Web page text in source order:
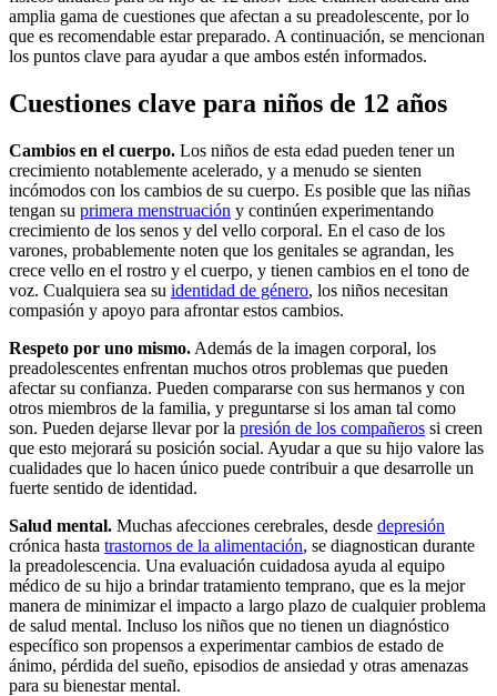
amplia gama de cuestiones que afectan a su preadolescente, por lo
que es recomendable estar preparado. A continuación, se mencionan
los puntos clave para ayudar a que ambos estén informados.
Cuestiones clave para niños de 12 años
Cambios en el cuerpo. Los niños de esta edad pueden tener un
crecimiento notablemente acelerado, y a menudo se sienten
incómodos con los cambios de su cuerpo. Es posible que las niñas
tengan su primera menstruación y continúen experimentando
crecimiento de los senos y del vello corporal. En el caso de los
varones, probablemente noten que los genitales se agrandan, les
crece vello en el rostro y el cuerpo, y tienen cambios en el tono de
voz. Cualquiera sea su identidad de género, los niños necesitan
compasión y apoyo para afrontar estos cambios.
Respeto por uno mismo. Además de la imagen corporal, los
preadolescentes enfrentan muchos otros problemas que pueden
afectar su confianza. Pueden compararse con sus hermanos y con
otros miembros de la familia, y preguntarse si los aman tal como
son. Pueden dejarse llevar por la presión de los compañeros si creen
que esto mejorará su posición social. Ayudar a que su hijo valore las
cualidades que lo hacen único puede contribuir a que desarrolle un
fuerte sentido de identidad.
Salud mental. Muchas afecciones cerebrales, desde depresión
crónica hasta trastornos de la alimentación, se diagnostican durante
la preadolescencia. Una evaluación cuidadosa ayuda al equipo
médico de su hijo a brindar tratamiento temprano, que es la mejor
manera de minimizar el impacto a largo plazo de cualquier problema
de salud mental. Incluso los niños que no tienen un diagnóstico
específico son propensos a experimentar cambios de estado de
ánimo, pérdida del sueño, episodios de ansiedad y otras amenazas
para su bienestar mental.